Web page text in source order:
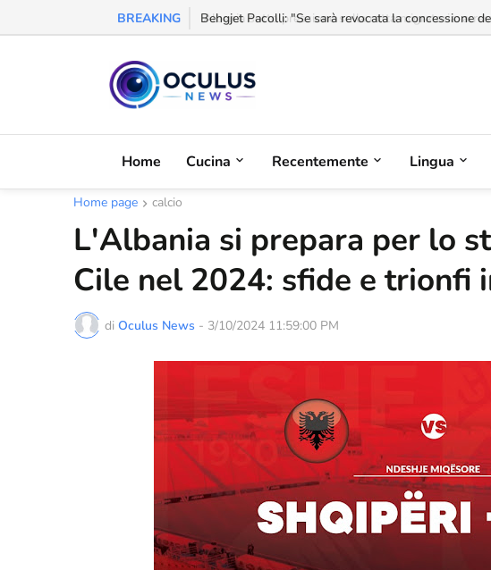
BREAKING Behgjet Pacolli: "Se sarà revocata la concessione
Home Cucina Recentemente Lingua
Home page calcio
L'Albania si prepara per lo
Cile nel 2024: sfide e trionfi
di Oculus News - 3/10/2024 11:59:00 PM